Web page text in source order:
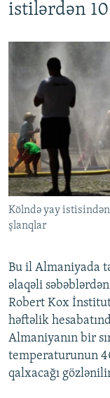
istilərdən
Kölndə yay
şlanqlar
Bu il Almaniyada
əlaqəli
Robert Kox
həftəlik
Almaniyanın bir
temperaturunun
qalxacağı